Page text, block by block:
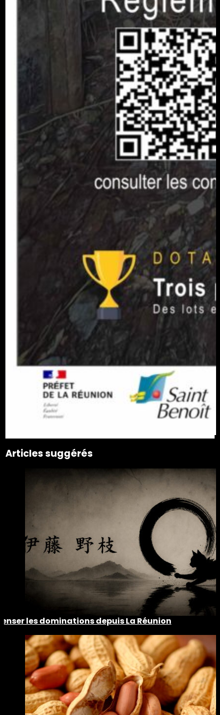
Articles suggérés
les dominations depuis La Réunion